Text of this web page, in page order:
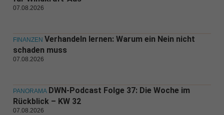
07.08.2026
FINANZEN Verhandeln lernen: Warum ein Nein nicht
schaden muss
07.08.2026
PANORAMA DWN-Podcast Folge 37: Die Woche im
Rückblick – KW 32
07.08.2026